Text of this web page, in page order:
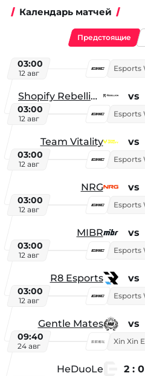
Календарь матчей
Предстоящие
03:00
12 авг
Shopify Rebellion vs
03:00
12 авг
Team Vitality vs
03:00
12 авг
NRG vs
03:00
12 авг
MIBR vs
03:00
12 авг
R8 Esports vs
03:00
12 авг
Gentle Mates vs
09:40
24 авг
HeDuoLe 2 : 0